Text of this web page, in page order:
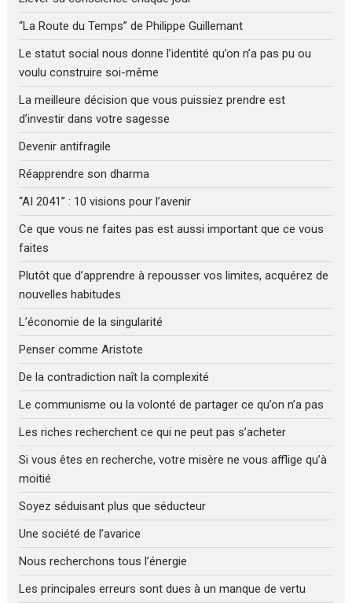
“La Route du Temps” de Philippe Guillemant
Le statut social nous donne l’identité qu’on n’a pas pu ou
voulu construire soi-même
La meilleure décision que vous puissiez prendre est
d’investir dans votre sagesse
Devenir antifragile
Réapprendre son dharma
“AI 2041” : 10 visions pour l’avenir
Ce que vous ne faites pas est aussi important que ce vous
faites
Plutôt que d’apprendre à repousser vos limites, acquérez de
nouvelles habitudes
L’économie de la singularité
Penser comme Aristote
De la contradiction naît la complexité
Le communisme ou la volonté de partager ce qu’on n’a pas
Les riches recherchent ce qui ne peut pas s’acheter
Si vous êtes en recherche, votre misère ne vous afflige qu’à
moitié
Soyez séduisant plus que séducteur
Une société de l’avarice
Nous recherchons tous l’énergie
Les principales erreurs sont dues à un manque de vertu